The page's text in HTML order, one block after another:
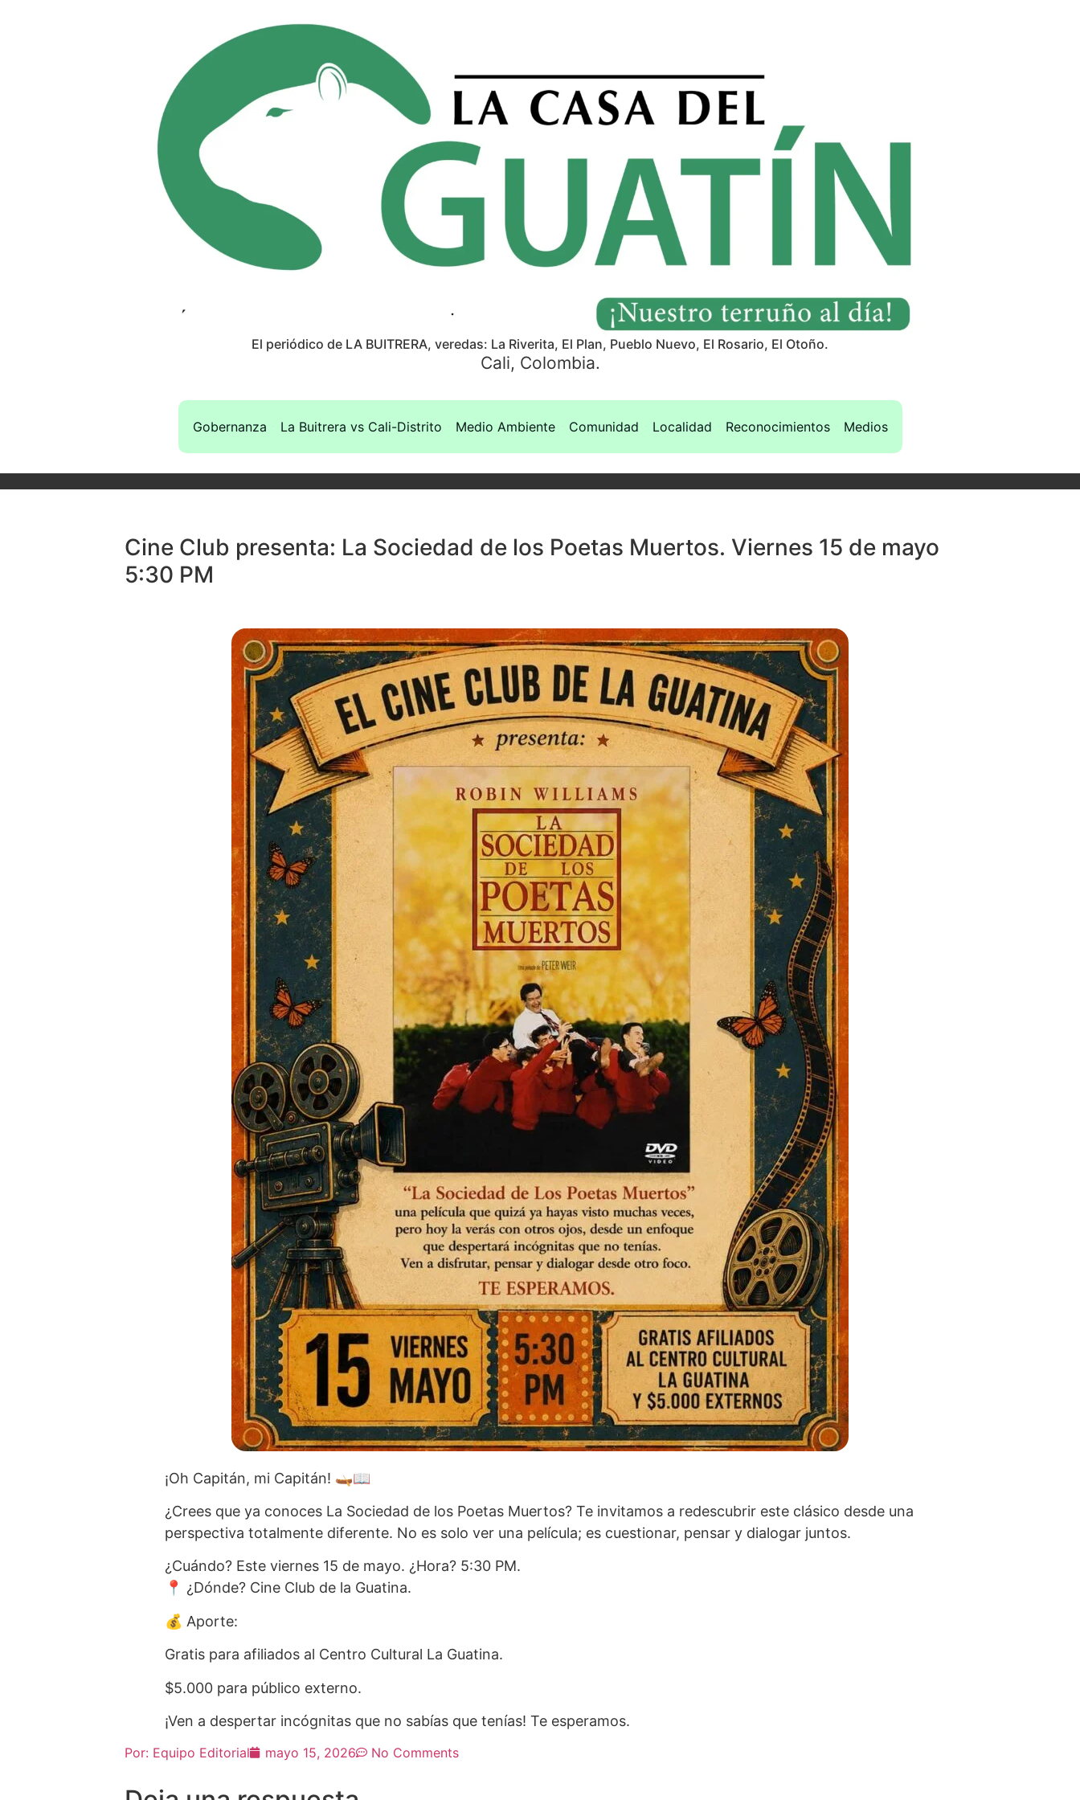
El periódico de LA BUITRERA, veredas: La Riverita, El Plan, Pueblo Nuevo, El Rosario, El Otoño.
Cali, Colombia.
Gobernanza La Buitrera vs Cali-Distrito Medio Ambiente Comunidad Localidad Reconocimientos Medios
Cine Club presenta: La Sociedad de los Poetas Muertos. Viernes 15 de mayo
5:30 PM
¡Oh Capitán, mi Capitán! 🛶📖
¿Crees que ya conoces La Sociedad de los Poetas Muertos? Te invitamos a redescubrir este clásico desde una
perspectiva totalmente diferente. No es solo ver una película; es cuestionar, pensar y dialogar juntos.
¿Cuándo? Este viernes 15 de mayo. ¿Hora? 5:30 PM.
📍 ¿Dónde? Cine Club de la Guatina.
💰 Aporte:
Gratis para afiliados al Centro Cultural La Guatina.
$5.000 para público externo.
¡Ven a despertar incógnitas que no sabías que tenías! Te esperamos.
Por: Equipo Editorial mayo 15, 2026 No Comments